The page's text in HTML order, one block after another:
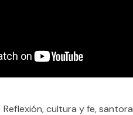
Reflexión, cultura y fe,